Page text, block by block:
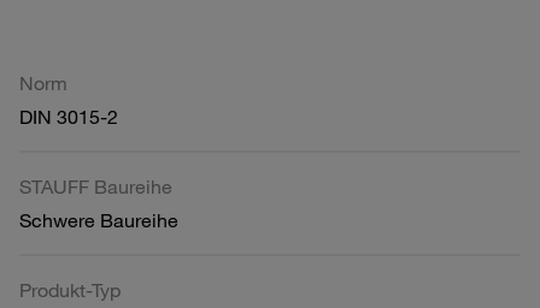
Norm
DIN 3015-2
STAUFF Baureihe
Schwere Baureihe
Produkt-Typ